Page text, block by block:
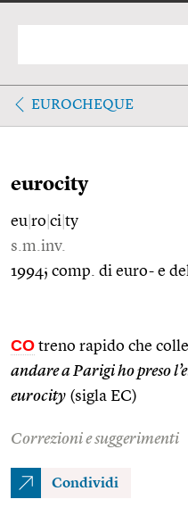
EUROCHEQUE
eurocity
eu ro ci ty
s.m.inv.
1994; comp. di euro- e
CO treno rapido che
andare a Parigi ho preso
eurocity (sigla EC)
Correzioni e suggerimenti
Condividi